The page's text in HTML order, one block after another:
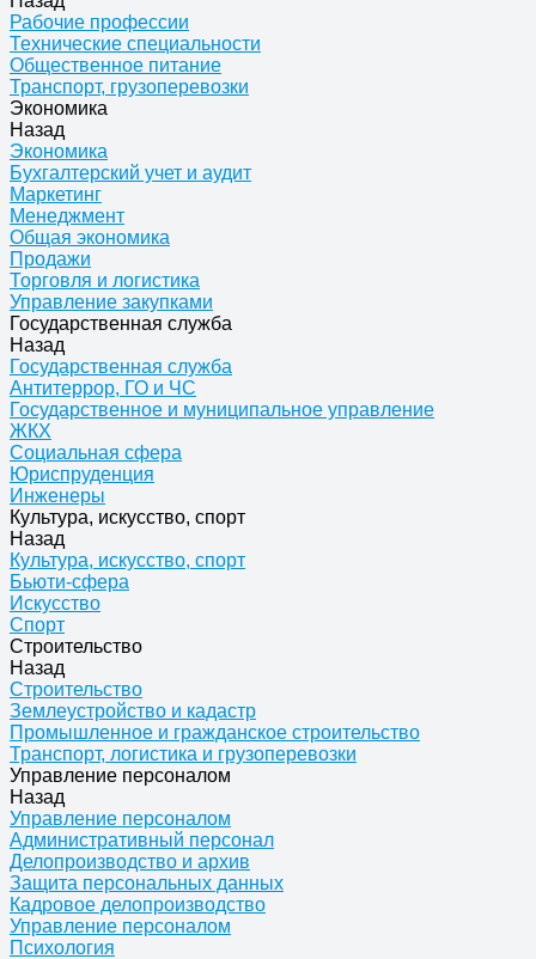
Рабочие профессии
Технические специальности
Общественное питание
Транспорт, грузоперевозки
Экономика
Назад
Экономика
Бухгалтерский учет и аудит
Маркетинг
Менеджмент
Общая экономика
Продажи
Торговля и логистика
Управление закупками
Государственная служба
Назад
Государственная служба
Антитеррор, ГО и ЧС
Государственное и муниципальное управление
ЖКХ
Социальная сфера
Юриспруденция
Инженеры
Культура, искусство, спорт
Назад
Культура, искусство, спорт
Бьюти-сфера
Искусство
Спорт
Строительство
Назад
Строительство
Землеустройство и кадастр
Промышленное и гражданское строительство
Транспорт, логистика и грузоперевозки
Управление персоналом
Назад
Управление персоналом
Административный персонал
Делопроизводство и архив
Защита персональных данных
Кадровое делопроизводство
Управление персоналом
Психология